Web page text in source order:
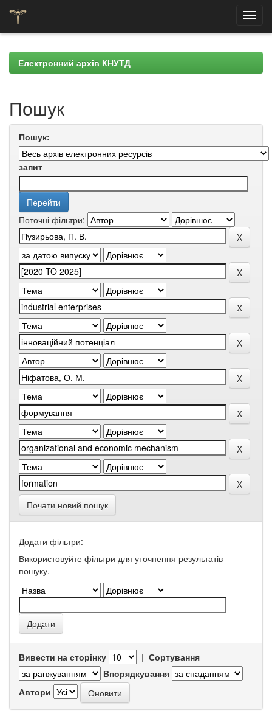
navigationЕлектронний архів КНУТД
Пошук
Пошук:
запит
Поточні фільтри:
Почати новий пошук
Додати фільтри:
Використовуйте фільтри для уточнення результатів
пошуку.
Вивести на сторінку | Сортування
Впорядкування
Автори